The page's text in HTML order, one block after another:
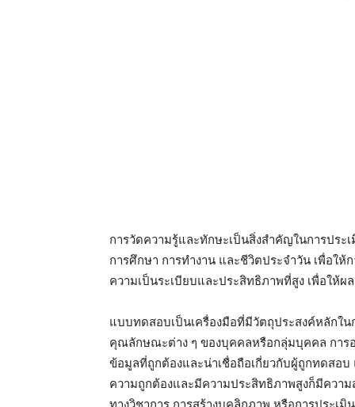
การวัดความรู้และทักษะเป็นสิ่งสำคัญในการประ
การศึกษา การทำงาน และชีวิตประจำวัน เพื่อใ
ความเป็นระเบียบและประสิทธิภาพที่สูง เพื่อให้
แบบทดสอบเป็นเครื่องมือที่มีวัตถุประสงค์หลักใ
คุณลักษณะต่าง ๆ ของบุคคลหรือกลุ่มบุคคล กา
ข้อมูลที่ถูกต้องและน่าเชื่อถือเกี่ยวกับผู้ถูกทดสอ
ความถูกต้องและมีความประสิทธิภาพสูงก็มีควา